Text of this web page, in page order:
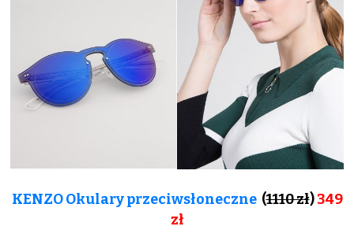
KENZO Okulary przeciwsłoneczne(1110 zł)349
zł